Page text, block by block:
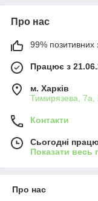
Про нас
99% позитивних
Працює з
м. Харків
Тимирязева, 7а,
Контакти
Сьогодні
Показати весь
Про нас